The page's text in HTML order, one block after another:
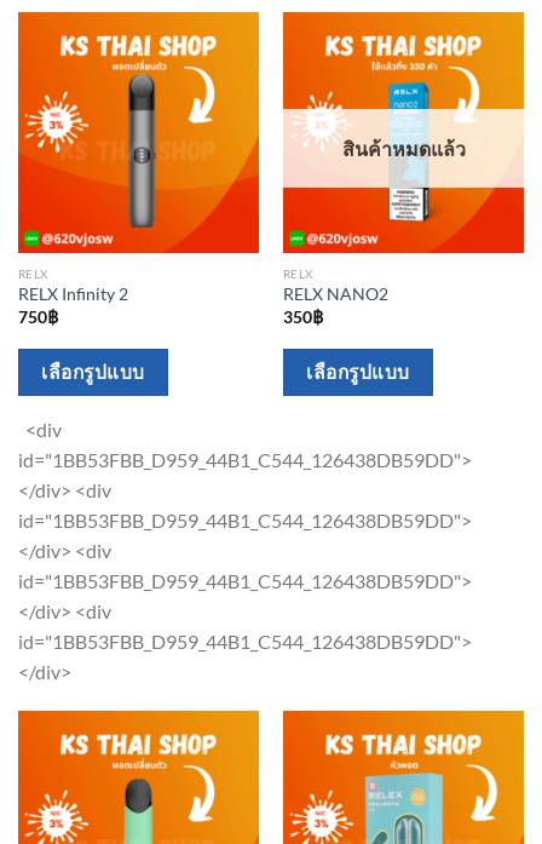
RELX
RELX Infinity 2
750฿
เลือกรูปแบบ
multiple
The
may
chosen
page
<div
id="1BB53FBB_D959_44B1_C544_126438DB59DD">
</div> <div
id="1BB53FBB_D959_44B1_C544_126438DB59DD">
</div> <div
id="1BB53FBB_D959_44B1_C544_126438DB59DD">
</div> <div
id="1BB53FBB_D959_44B1_C544_126438DB59DD">
</div>
สินค้าหมดแล้ว
RELX
RELX NANO2
350฿
เลือกรูปแบบ
multiple
The
may
chosen
page